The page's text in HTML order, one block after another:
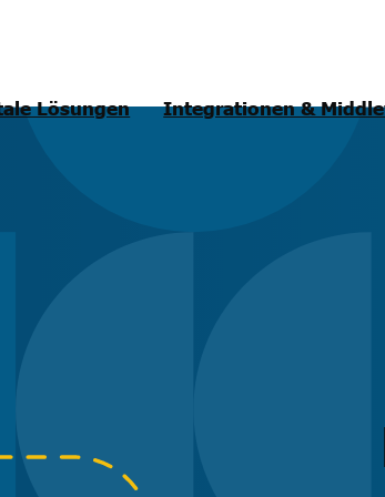
Lösungen Integrationen &